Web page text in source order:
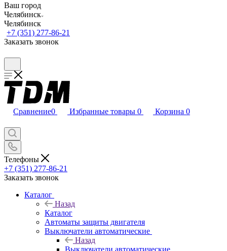
Ваш город
Челябинск
Челябинск
+7 (351) 277-86-21
Заказать звонок
Сравнение0 Избранные товары 0 Корзина 0
Телефоны
+7 (351) 277-86-21
Заказать звонок
Каталог
Назад
Каталог
Автоматы защиты двигателя
Выключатели автоматические
Назад
Выключатели автоматические